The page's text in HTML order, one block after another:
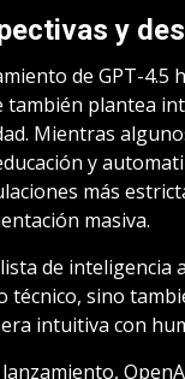
y
de GPT-
también plantea
Mientras
y
más
masiva.
de inteligencia
técnico, sino
intuitiva con